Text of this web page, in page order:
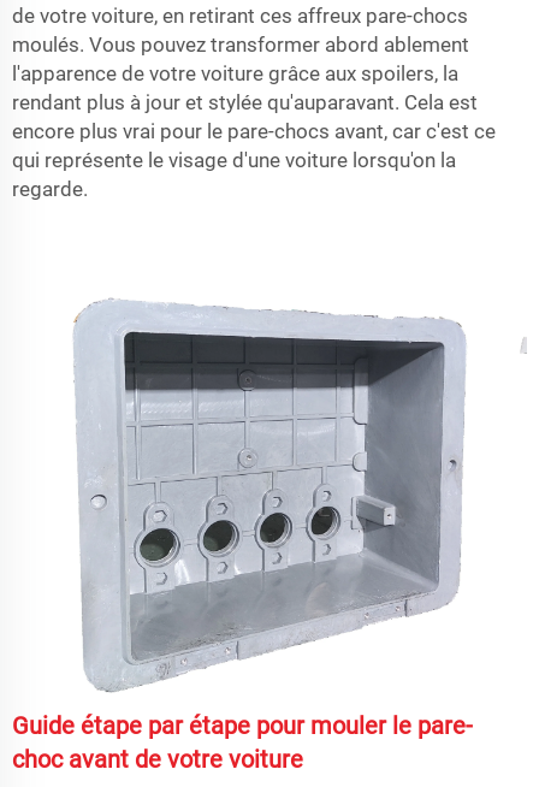
de votre voiture, en retirant ces affreux pare-chocs
moulés. Vous pouvez transformer abord ablement
l'apparence de votre voiture grâce aux spoilers, la
rendant plus à jour et stylée qu'auparavant. Cela est
encore plus vrai pour le pare-chocs avant, car c'est ce
qui représente le visage d'une voiture lorsqu'on la
regarde.
Guide étape par étape pour mouler le pare-
choc avant de votre voiture